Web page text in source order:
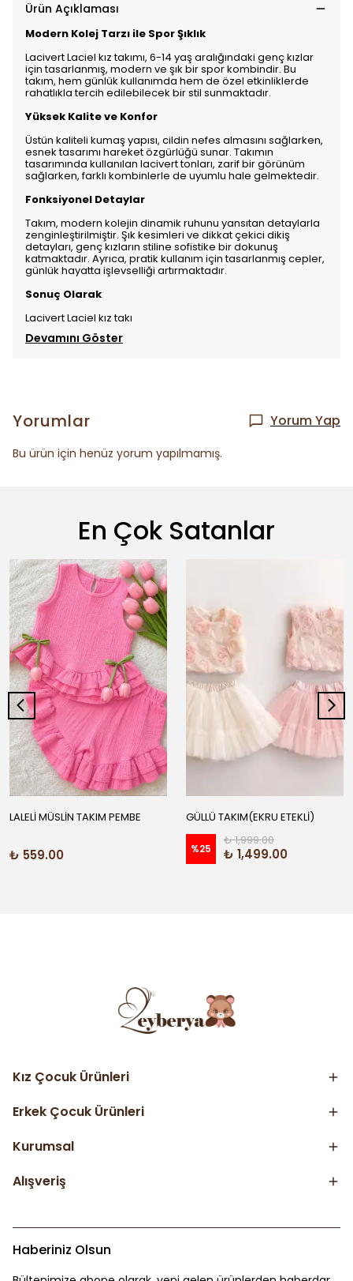
Ürün Açıklaması
Modern Kolej Tarzı ile Spor Şıklık
Lacivert Laciel kız takımı, 6-14 yaş aralığındaki genç kızlar
için tasarlanmış, modern ve şık bir spor kombindir. Bu
takım, hem günlük kullanımda hem de özel etkinliklerde
rahatlıkla tercih edilebilecek bir stil sunmaktadır.
Yüksek Kalite ve Konfor
Üstün kaliteli kumaş yapısı, cildin nefes almasını sağlarken,
esnek tasarımı hareket özgürlüğü sunar. Takımın
tasarımında kullanılan lacivert tonları, zarif bir görünüm
sağlarken, farklı kombinlerle de uyumlu hale gelmektedir.
Fonksiyonel Detaylar
Takım, modern kolejin dinamik ruhunu yansıtan detaylarla
zenginleştirilmiştir. Şık kesimleri ve dikkat çekici dikiş
detayları, genç kızların stiline sofistike bir dokunuş
katmaktadır. Ayrıca, pratik kullanım için tasarlanmış cepler,
günlük hayatta işlevselliği artırmaktadır.
Sonuç Olarak
Lacivert Laciel kız takı
Devamını Göster
Yorumlar Yorum Yap
Bu ürün için henüz yorum yapılmamış.
En Çok Satanlar
LALELİ MÜSLİN TAKIM PEMBE
₺ 559.00
GÜLLÜ TAKIM(EKRU ETEKLİ)
%25
₺ 1,999.00
₺ 1,499.00
Kız Çocuk Ürünleri
Erkek Çocuk Ürünleri
Kurumsal
Alışveriş
Haberiniz Olsun